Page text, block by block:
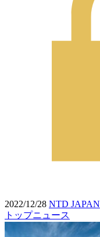
2022/12/28 NTD JAPAN
トップニュース